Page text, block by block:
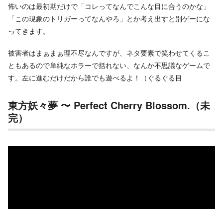
怖いのは最初期だけで「コレってなんでこんな目に合うのかな」
「この現象のトリガーってなんやろ」とか考え出すと別ゲーにな
ってきます。
被害者はまぁまぁ理不尽なんですが、ネタ要素で笑わせてくるこ
ともあるので単純なホラーで括れない、なんか不思議なゲームで
す。左に進むだけだから誰でも遊べるよ！（ぐるぐる目
東方妖々夢 〜 Perfect Cherry Blossom.（未
完）